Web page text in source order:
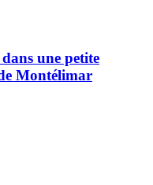
une petite
Montélimar